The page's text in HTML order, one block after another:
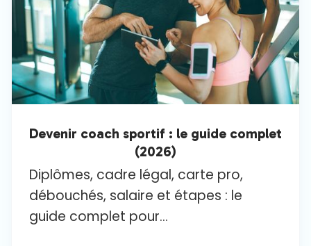
Devenir coach sportif : le guide complet
(2026)
Diplômes, cadre légal, carte pro,
débouchés, salaire et étapes : le
guide complet pour...